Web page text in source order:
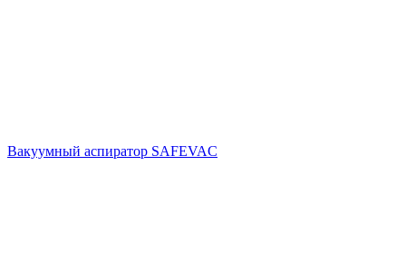
Вакуумный аспиратор SAFEVAC